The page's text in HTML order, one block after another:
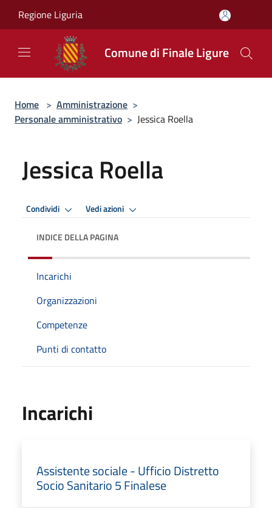
Regione Liguria
Comune di Finale Ligure
Home > Amministrazione >
Personale amministrativo > Jessica Roella
Jessica Roella
Condividi Vedi azioni
INDICE DELLA PAGINA
Incarichi
Organizzazioni
Competenze
Punti di contatto
Incarichi
Assistente sociale - Ufficio Distretto
Socio Sanitario 5 Finalese